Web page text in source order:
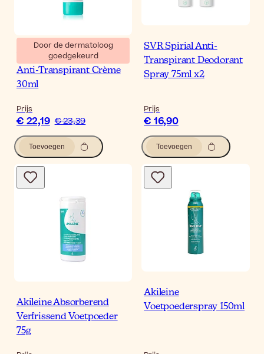
Door de dermatoloog
goedgekeurd
Vichy Deodorant 7 Dagen
Anti-Transpirant Crème
30ml
Prijs
€ 22,19 € 23,39
Toevoegen
SVR Spirial Anti-
Transpirant Deodorant
Spray 75ml x2
Prijs
€ 16,90
Toevoegen
Akileine Absorberend
Verfrissend Voetpoeder
75g
Akileine
Voetpoederspray 150ml